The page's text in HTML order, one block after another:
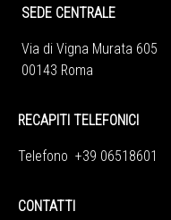
SEDE CENTRALE
Via di Vigna Murata 605
00143 Roma
RECAPITI TELEFONICI
Telefono +39 06518601
CONTATTI